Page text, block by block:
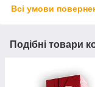
Всі умови
Подібні товари